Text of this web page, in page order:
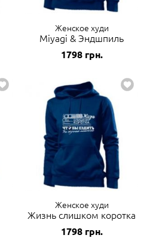
Женское худи
Miyagi & Эндшпиль
1798грн.
Женское худи
Жизнь слишком коротка
1798грн.